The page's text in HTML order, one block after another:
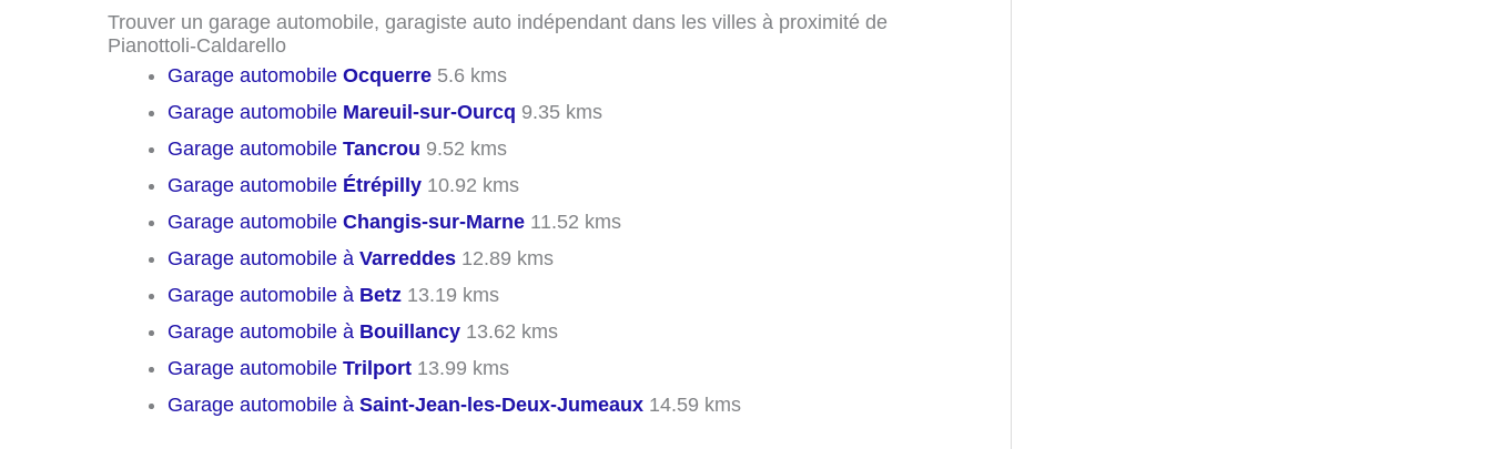
Trouver un garage automobile, garagiste auto indépendant dans les villes à proximité de
Pianottoli-Caldarello
Garage automobile Ocquerre 5.6 kms
Garage automobile Mareuil-sur-Ourcq 9.35 kms
Garage automobile Tancrou 9.52 kms
Garage automobile Étrépilly 10.92 kms
Garage automobile Changis-sur-Marne 11.52 kms
Garage automobile à Varreddes 12.89 kms
Garage automobile à Betz 13.19 kms
Garage automobile à Bouillancy 13.62 kms
Garage automobile Trilport 13.99 kms
Garage automobile à Saint-Jean-les-Deux-Jumeaux 14.59 kms